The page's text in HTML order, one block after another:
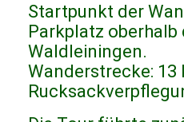
Startpunkt der
Parkplatz oberhalb
Waldleiningen.
Wanderstrecke: 13